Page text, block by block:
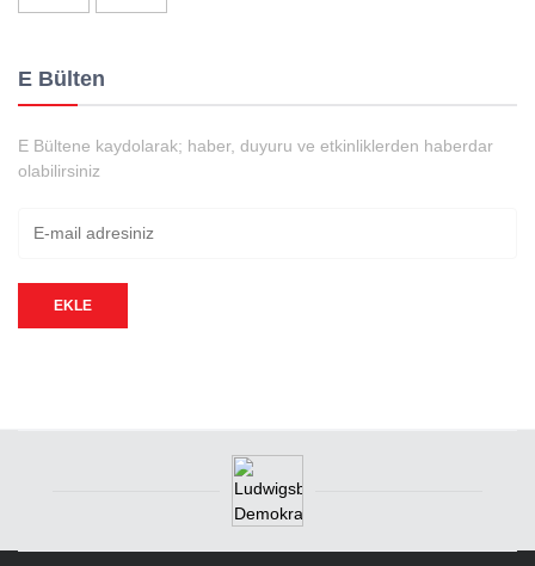
E Bülten
E Bültene kaydolarak; haber, duyuru ve etkinliklerden haberdar
olabilirsiniz
EKLE